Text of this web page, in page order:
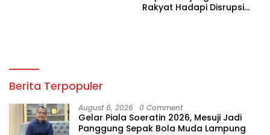
Rakyat Hadapi Disrupsi
Berita Terpopuler
August 6, 2026 0 Comment
Gelar Piala Soeratin 2026, Mesuji Jadi
Panggung Sepak Bola Muda Lampung